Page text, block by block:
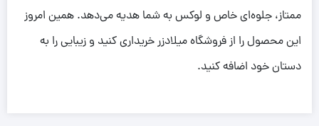
ممتاز، جلوه‌ای خاص و لوکس به شما هدیه می‌دهد. همین امروز
این محصول را از فروشگاه میلادزر خریداری کنید و زیبایی را به
دستان خود اضافه کنید.